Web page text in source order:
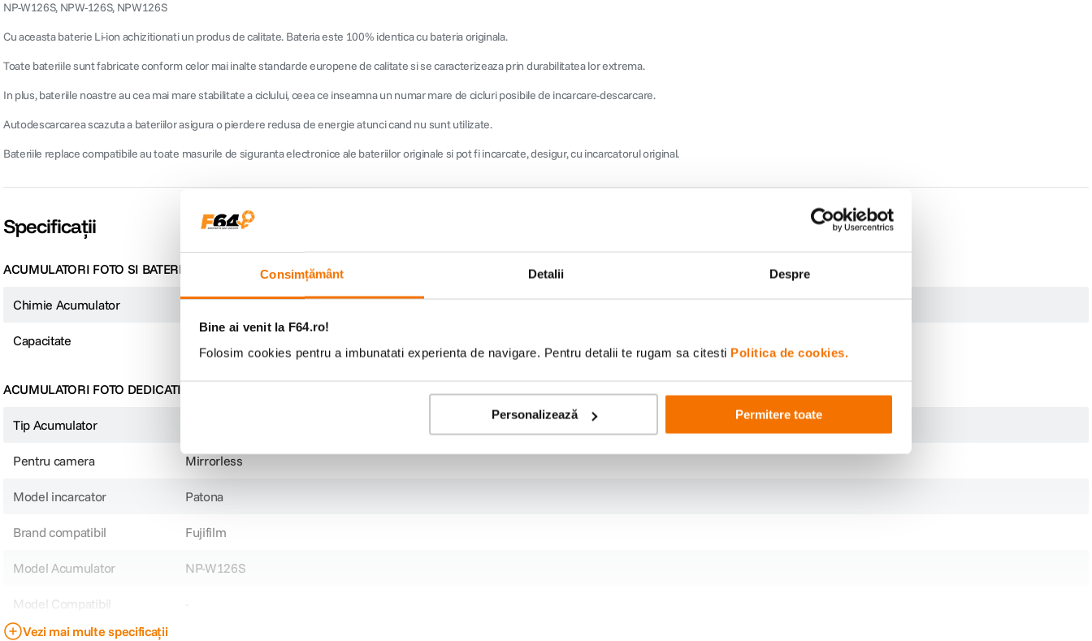
Consimțământ Detalii Despre
Bine ai venit la F64.ro!
Folosim cookies pentru a imbunatati experienta de navigare. Pentru detalii te rugam sa citesti Politica de cookies.
Personalizează Permitere toate
NP-W126S, NPW-126S, NPW126S
Cu aceasta baterie Li-ion achizitionati un produs de calitate. Bateria este 100% identica cu bateria originala.
Toate bateriile sunt fabricate conform celor mai inalte standarde europene de calitate si se caracterizeaza prin durabilitatea lor extrema.
In plus, bateriile noastre au cea mai mare stabilitate a ciclului, ceea ce inseamna un numar mare de cicluri posibile de incarcare-descarcare.
Autodescarcarea scazuta a bateriilor asigura o pierdere redusa de energie atunci cand nu sunt utilizate.
Bateriile replace compatibile au toate masurile de siguranta electronice ale bateriilor originale si pot fi incarcate, desigur, cu incarcatorul original.
Specificații
ACUMULATORI FOTO SI BATERII
Chimie Acumulator Li-ion
Capacitate
ACUMULATORI FOTO DEDICATI
Tip Acumulator
Pentru camera Mirrorless
Model incarcator Patona
Brand compatibil Fujifilm
Model Acumulator NP-W126S
Model Compatibil
Vezi mai multe specificații